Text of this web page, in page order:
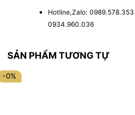
Hotline,Zalo:
0934.960.036
SẢN PHẨM TƯƠNG TỰ
-0%